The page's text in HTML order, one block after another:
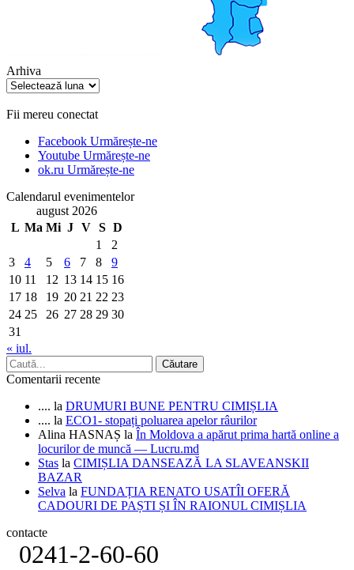
Arhiva
Arhiva
Fii mereu conectat
Facebook Urmărește-ne
Youtube Urmărește-ne
ok.ru Urmărește-ne
Calendarul evenimentelor
august 2026
L Ma Mi J V S D
1
2
3
4 5 6 7 8
9
10 11 12 13 14 15 16
17 18 19 20 21 22 23
24 25 26 27 28 29 30
31
« iul.
Comentarii recente
.... la DRUMURI BUNE PENTRU CIMIȘLIA
.... la ECO1- stopați poluarea apelor râurilor
Alina HASNAȘ la În Moldova a apărut prima hartă online a
locurilor de muncă — Lucru.md
Stas la CIMIȘLIA DANSEAZĂ LA SLAVEANSKII
BAZAR
Selva la FUNDAȚIA RENATO USATÎI OFERĂ
CADOURI DE PAȘTI ȘI ÎN RAIONUL CIMIȘLIA
contacte
0241-2-60-60